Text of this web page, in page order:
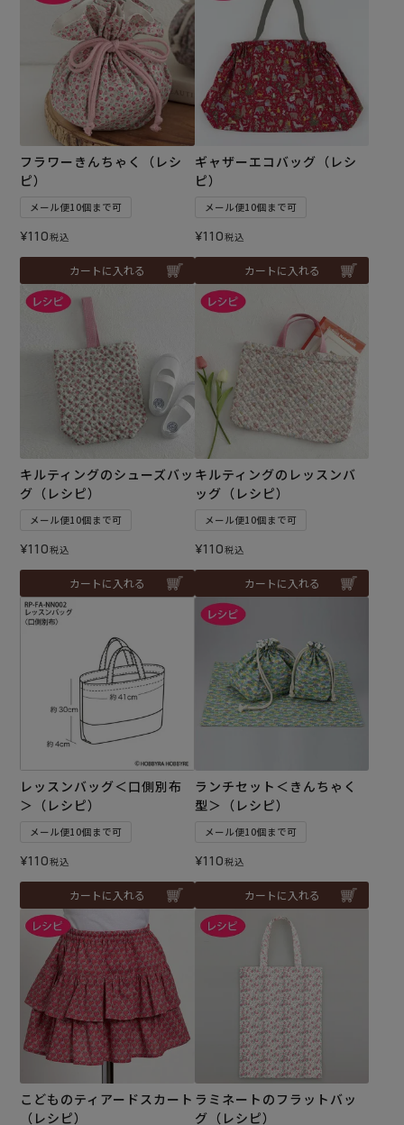
フラワーきんちゃく（レシ
ピ）
メール便10個まで可
¥110税込
カートに入れる
ギャザーエコバッグ（レシ
ピ）
メール便10個まで可
¥110税込
カートに入れる
キルティングのシューズバッ
グ（レシピ）
メール便10個まで可
¥110税込
カートに入れる
キルティングのレッスンバ
ッグ（レシピ）
メール便10個まで可
¥110税込
カートに入れる
レッスンバッグ＜口側別布
＞（レシピ）
メール便10個まで可
¥110税込
カートに入れる
ランチセット＜きんちゃく
型＞（レシピ）
メール便10個まで可
¥110税込
カートに入れる
こどものティアードスカート
（レシピ）
ラミネートのフラットバッ
グ（レシピ）